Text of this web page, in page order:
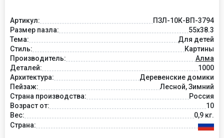
Артикул:
ПЗЛ-10К-ВП-3794
Размер пазла:
55х38.3
Тема:
Для детей
Стиль:
Картины
Производитель:
Алма
Деталей:
1000
Архитектура:
Деревенские домики
Пейзаж:
Лесной, Зимний
Страна производства:
Россия
Возраст от:
10
Вес:
0,9 кг.
Страна: